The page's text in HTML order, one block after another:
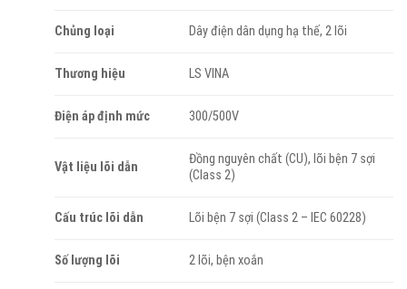
Chủng loại Dây điện dân dụng hạ thế, 2 lõi
Thương hiệu LS VINA
Điện áp định mức 300/500V
Vật liệu lõi dẫn
Đồng nguyên chất (CU), lõi bện 7 sợi
(Class 2)
Cấu trúc lõi dẫn Lõi bện 7 sợi (Class 2 – IEC 60228)
Số lượng lõi 2 lõi, bện xoắn